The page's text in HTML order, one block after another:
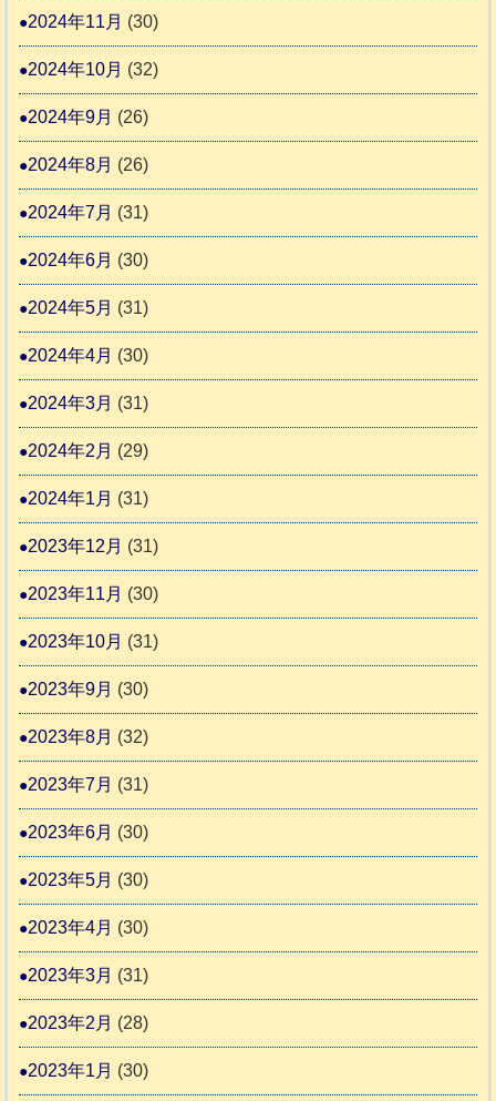
2024年11月 (30)
2024年10月 (32)
2024年9月 (26)
2024年8月 (26)
2024年7月 (31)
2024年6月 (30)
2024年5月 (31)
2024年4月 (30)
2024年3月 (31)
2024年2月 (29)
2024年1月 (31)
2023年12月 (31)
2023年11月 (30)
2023年10月 (31)
2023年9月 (30)
2023年8月 (32)
2023年7月 (31)
2023年6月 (30)
2023年5月 (30)
2023年4月 (30)
2023年3月 (31)
2023年2月 (28)
2023年1月 (30)